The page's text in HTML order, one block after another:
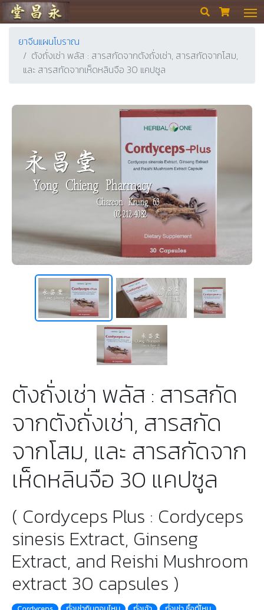
ร้านขายยา ย่งเชียงตึ๊ง  
ยาจีนแผนโบราณ
ตังถั่งเช่า พลัส : สารสกัดจากตังถั่งเช่า, สารสกัดจากโสม,
และ สารสกัดจากเห็ดหลินจือ 30 แคปซูล
ตังถั่งเช่า พลัส : สารสกัด
จากตังถั่งเช่า, สารสกัด
จากโสม, และ สารสกัดจาก
เห็ดหลินจือ 30 แคปซูล
( Cordyceps Plus : Cordyceps
sinesis Extract, Ginseng
Extract, and Reishi Mushroom
extract 30 capsules )